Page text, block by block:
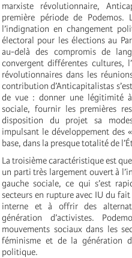
marxiste révolutionnaire,
première période de Podemos.
l’indignation en changement
électoral pour les élections au
au-delà des compromis de
convergent différentes cultures,
révolutionnaires dans les
contribution d’Anticapitalistas
de vue : donner une légitimité
sociale, fournir les premières
disposition du projet sa
impulsant le développement des
base, dans la presque totalité de
La troisième caractéristique est
un parti très largement ouvert à
gauche sociale, ce qui s’est
secteurs en rupture avec IU du
interne et à offrir des
génération d’activistes.
mouvements sociaux dans les
féminisme et de la génération
politique.